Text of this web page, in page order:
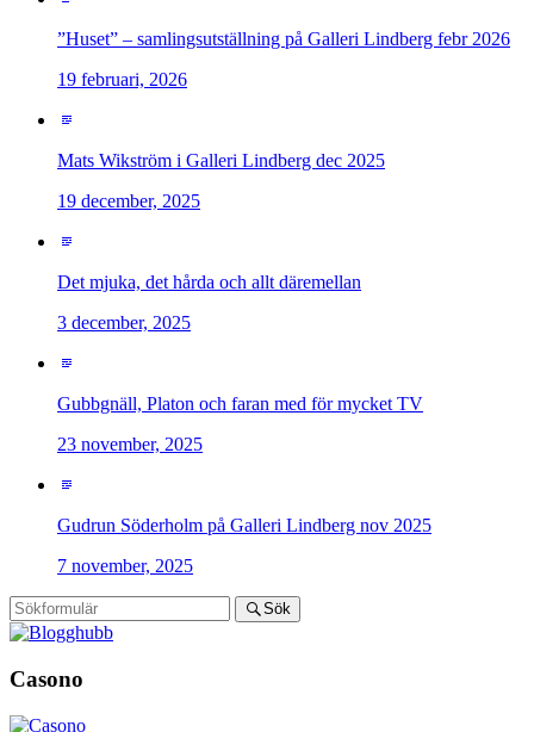
”Huset” – samlingsutställning på Galleri Lindberg febr 2026
19 februari, 2026
Mats Wikström i Galleri Lindberg dec 2025
19 december, 2025
Det mjuka, det hårda och allt däremellan
3 december, 2025
Gubbgnäll, Platon och faran med för mycket TV
23 november, 2025
Gudrun Söderholm på Galleri Lindberg nov 2025
7 november, 2025
Sök
Casono